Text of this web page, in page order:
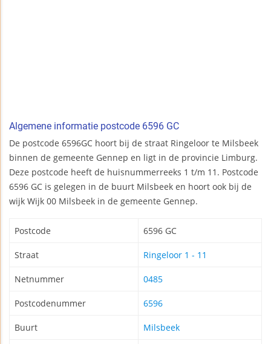
Algemene informatie postcode 6596 GC
De postcode 6596GC hoort bij de straat Ringeloor te Milsbeek
binnen de gemeente Gennep en ligt in de provincie Limburg.
Deze postcode heeft de huisnummerreeks 1 t/m 11. Postcode
6596 GC is gelegen in de buurt Milsbeek en hoort ook bij de
wijk Wijk 00 Milsbeek in de gemeente Gennep.
Postcode 6596 GC
Straat Ringeloor 1 - 11
Netnummer 0485
Postcodenummer 6596
Buurt Milsbeek